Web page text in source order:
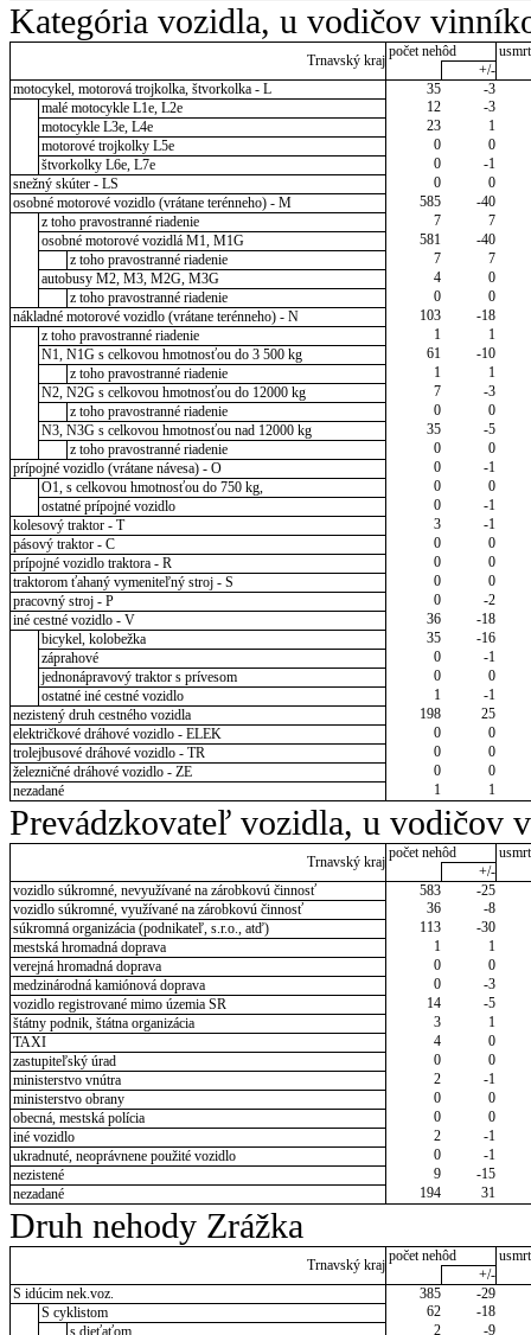
Kategória vozidla, u vodičov
Trnavský kraj
počet nehôd
+/-
motocykel, motorová trojkolka, štvorkolka - L
35
-3
malé motocykle L1e, L2e
12
-3
motocykle L3e, L4e
23
1
motorové trojkolky L5e
0
0
štvorkolky L6e, L7e
0
-1
snežný skúter - LS
0
0
osobné motorové vozidlo (vrátane terénneho) - M
585
-40
z toho pravostranné riadenie
7
7
osobné motorové vozidlá M1, M1G
581
-40
z toho pravostranné riadenie
7
7
autobusy M2, M3, M2G, M3G
4
0
z toho pravostranné riadenie
0
0
nákladné motorové vozidlo (vrátane terénneho) - N
103
-18
z toho pravostranné riadenie
1
1
N1, N1G s celkovou hmotnosťou do 3 500 kg
61
-10
z toho pravostranné riadenie
1
1
N2, N2G s celkovou hmotnosťou do 12000 kg
7
-3
z toho pravostranné riadenie
0
0
N3, N3G s celkovou hmotnosťou nad 12000 kg
35
-5
z toho pravostranné riadenie
0
0
prípojné vozidlo (vrátane návesa) - O
0
-1
O1, s celkovou hmotnosťou do 750 kg,
0
0
ostatné prípojné vozidlo
0
-1
kolesový traktor - T
3
-1
pásový traktor - C
0
0
prípojné vozidlo traktora - R
0
0
traktorom ťahaný vymeniteľný stroj - S
0
0
pracovný stroj - P
0
-2
iné cestné vozidlo - V
36
-18
bicykel, kolobežka
35
-16
záprahové
0
-1
jednonápravový traktor s prívesom
0
0
ostatné iné cestné vozidlo
1
-1
nezistený druh cestného vozidla
198
25
električkové dráhové vozidlo - ELEK
0
0
trolejbusové dráhové vozidlo - TR
0
0
železničné dráhové vozidlo - ZE
0
0
nezadané
1 1
Prevádzkovateľ vozidla, u vodičov
Trnavský kraj
počet nehôd
+/-
vozidlo súkromné, nevyužívané na zárobkovú činnosť
583
-25
vozidlo súkromné, využívané na zárobkovú činnosť
36
-8
súkromná organizácia (podnikateľ, s.r.o., atď)
113
-30
mestská hromadná doprava
1
1
verejná hromadná doprava
0
0
medzinárodná kamiónová doprava
0
-3
vozidlo registrované mimo územia SR
14
-5
štátny podnik, štátna organizácia
3
1
TAXI
4
0
zastupiteľský úrad
0
0
ministerstvo vnútra
2
-1
ministerstvo obrany
0
0
obecná, mestská polícia
0
0
iné vozidlo
2
-1
ukradnuté, neoprávnene použité vozidlo
0
-1
nezistené
9
-15
nezadané
194 31
Druh nehody Zrážka
Trnavský kraj
počet nehôd
+/-
S idúcim nek.voz.
385
-29
S cyklistom
62
-18
2 -9